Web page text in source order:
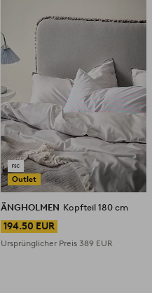
Outlet
ÄNGHOLMEN Kopfteil 180 cm
194.50 EUR
Ursprünglicher Preis 389 EUR